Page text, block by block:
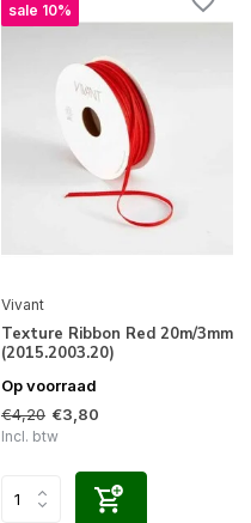
sale 10%
Vivant
Texture Ribbon Red 20m/3mm
(2015.2003.20)
Op voorraad
€4,20 €3,80
Incl. btw